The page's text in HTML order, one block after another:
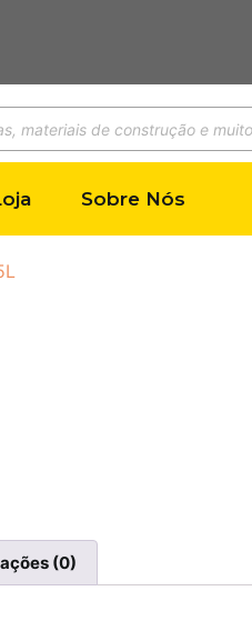
Sobre Nós
(0)